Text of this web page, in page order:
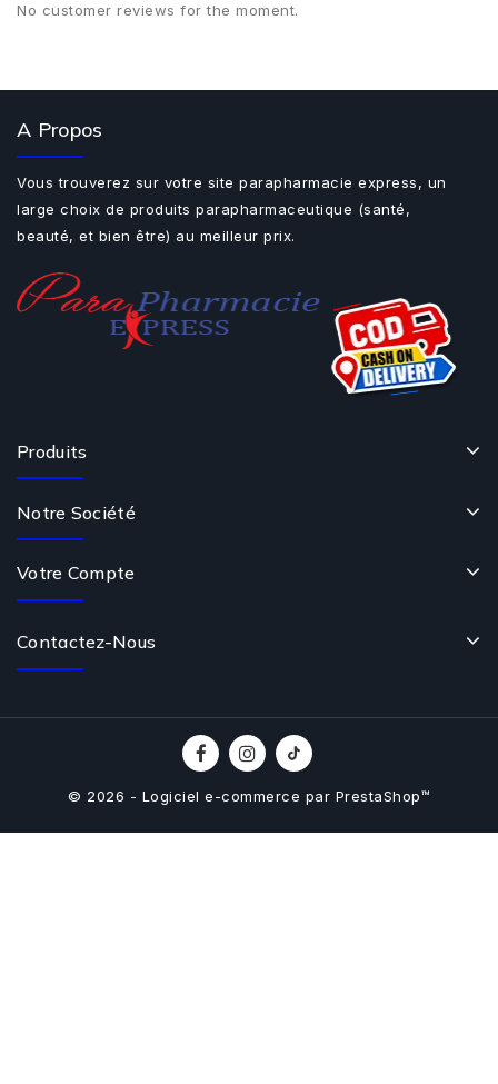
No customer reviews for the moment.
A Propos
Vous trouverez sur votre site parapharmacie express, un
large choix de produits parapharmaceutique (santé,
beauté, et bien être) au meilleur prix.
Produits
Notre Société
Votre Compte
Contactez-Nous
© 2026 - Logiciel e-commerce par PrestaShop™